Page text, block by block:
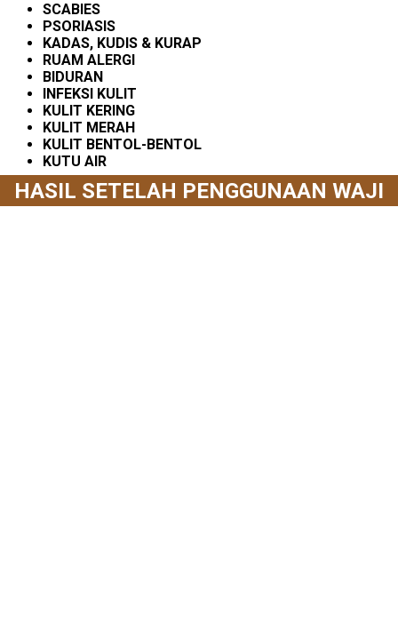
SCABIES
PSORIASIS
KADAS, KUDIS & KURAP
RUAM ALERGI
BIDURAN
INFEKSI KULIT
KULIT KERING
KULIT MERAH
KULIT BENTOL-BENTOL
KUTU AIR
HASIL SETELAH PENGGUNAAN WAJI